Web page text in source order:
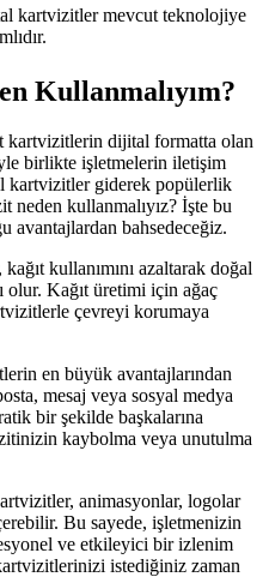
kartvizitler mevcut teknolojiye
Kullanmalıyım?
kartvizitlerin dijital formatta olan
birlikte işletmelerin iletişim
kartvizitler giderek popülerlik
neden kullanmalıyız? İşte bu
avantajlardan bahsedeceğiz.
kullanımını azaltarak doğal
olur. Kağıt üretimi için ağaç
çevreyi korumaya
en büyük avantajlarından
mesaj veya sosyal medya
bir şekilde başkalarına
kaybolma veya unutulma
animasyonlar, logolar
Bu sayede, işletmenizin
ve etkileyici bir izlenim
istediğiniz zaman